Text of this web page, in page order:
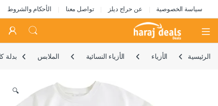
سياسة الخصوصية عن حراج ديلز تواصل معنا الأحكام والشروط
Open
الرئيسية الأزياء الأزياء النسائية الملابس بدلة
🔍